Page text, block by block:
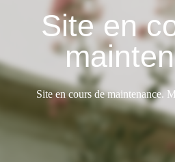
Site en
Site en cours de maintenance.